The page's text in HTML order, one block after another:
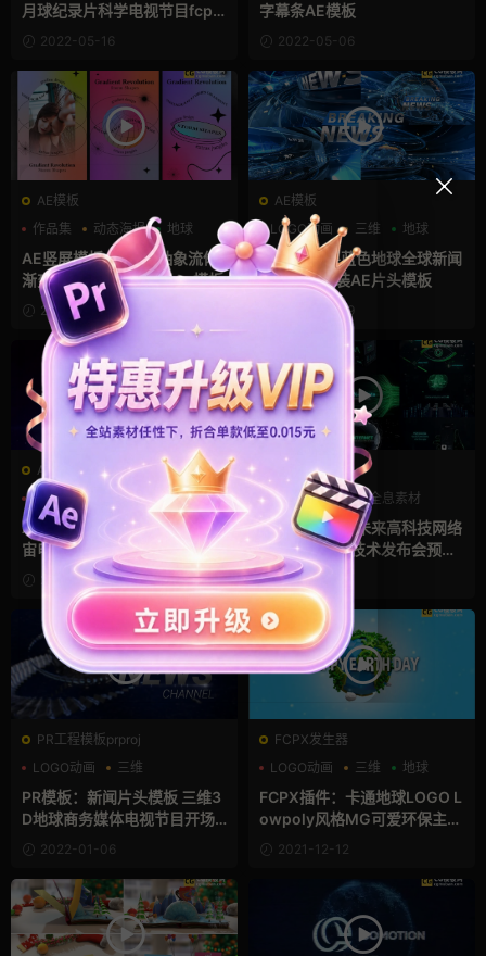
月球纪录片科学电视节目fcpx
片头插件
2022-05-16
字幕条AE模板
2022-05-06
AE模板
作品集
动态海报 地球
AE竖屏模板 3D多彩抽象流体
渐变背景动画动态海报Ae模板
2022-05-04
AE模板
LOGO动画
三维 地球
3D三维效果蓝色地球全球新闻
电视节目包装AE片头模板
2022-04-29
AE模板
AE logo模板
三维
企业宣传模板
AE片头模板 宏伟壮观大气宇
宙电影预告三维地球片头 Plan
et Earth Logo
2022-04-19
AE模板
HUD
交互 全息素材
AE模板：现代未来高科技网络
技术大气震撼技术发布会预告
动画AE模板 Cyber Technolo
gy Trailer
2022-02-23
PR工程模板prproj
LOGO动画
三维
企业宣传模板
PR模板：新闻片头模板 三维3
D地球商务媒体电视节目开场P
r模板 News Opener
2022-01-06
FCPX发生器
LOGO动画
三维 地球
FCPX插件：卡通地球LOGO L
owpoly风格MG可爱环保主题
片头fcpx插件 Green Planet L
ogo Opener
2021-12-12